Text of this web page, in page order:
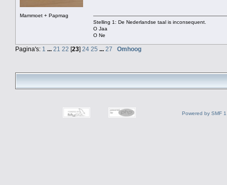
Mammoet + Papmag
Stelling 1: De Nederlandse taal is inconsequent.
O Jaa
O Ne
Pagina's: 1 ... 21 22 [23] 24 25 ... 27 Omhoog
Powered by SMF